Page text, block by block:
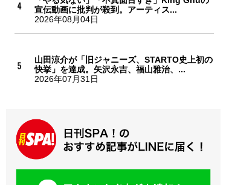
宣伝動画に批判が殺到。アーティス...
2026年08月04日
山田涼介が「旧ジャニーズ、STARTO史上初の
快挙」を達成。矢沢永吉、福山雅治、...
2026年07月31日